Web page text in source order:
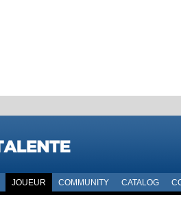
JOUEUR COMMUNITY CATALOG